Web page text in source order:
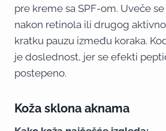
pre kreme sa SPF-om. Uveče
nakon retinola ili drugog
kratku pauzu između koraka.
je doslednost, jer se efekti
postepeno.
Koža sklona aknama